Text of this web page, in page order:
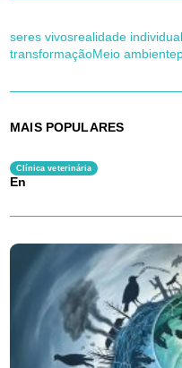
seres vivosrealidade
transformaçãoMeio ambiente
MAIS POPULARES
Clínica veterinária
En